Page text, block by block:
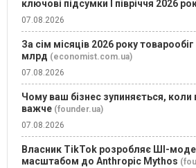
ключові підсумки І півріччя 2026
07.08.2026
За сім місяців 2026 року
млрд (economist.com.ua)
07.08.2026
Чому ваш бізнес зупиняється,
важче (founder.ua)
07.08.2026
Власник TikTok розробляє ШІ-
масштабом до Anthropic Mythos